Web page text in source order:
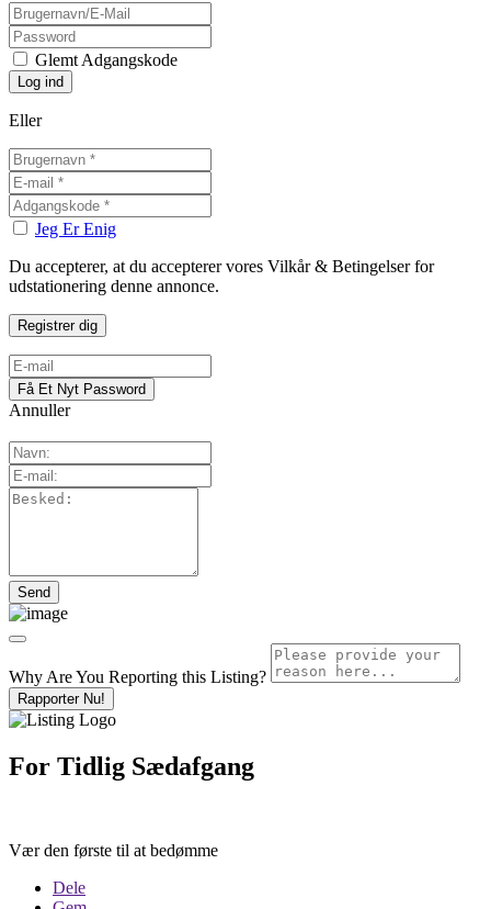
Glemt Adgangskode
Eller
Jeg Er Enig
Du accepterer, at du accepterer vores Vilkår & Betingelser for
udstationering denne annonce.
Annuller
Why Are You Reporting this Listing?
Rapporter Nu!
For Tidlig Sædafgang
Vær den første til at bedømme
Dele